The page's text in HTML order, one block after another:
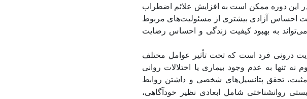
در این دوره ممکن است به افزایش علائم اضطراب
احساس آزادی بیشتری از مسئولیت‌های مربوط
به بهبود کیفیت زندگی و احساس رضایت
درونی فرد است که تحت تأثیر عوامل مختلف
تنها به عدم وجود بیماری یا اختلالات روانی
تحقق پتانسیل‌های شخصی و داشتن روابط
2024). بهزیستی روانشناختی شامل ابعادی نظیر خودآگاهی،